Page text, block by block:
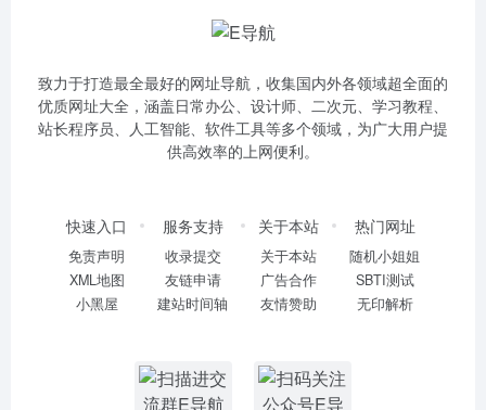
致力于打造最全最好的网址导航，收集国内外各领域超全面的
优质网址大全，涵盖日常办公、设计师、二次元、学习教程、
站长程序员、人工智能、软件工具等多个领域，为广大用户提
供高效率的上网便利。
快速入口
免责声明
XML地图
小黑屋
服务支持
收录提交
友链申请
建站时间轴
关于本站
关于本站
广告合作
友情赞助
热门网址
随机小姐姐
SBTI测试
无印解析